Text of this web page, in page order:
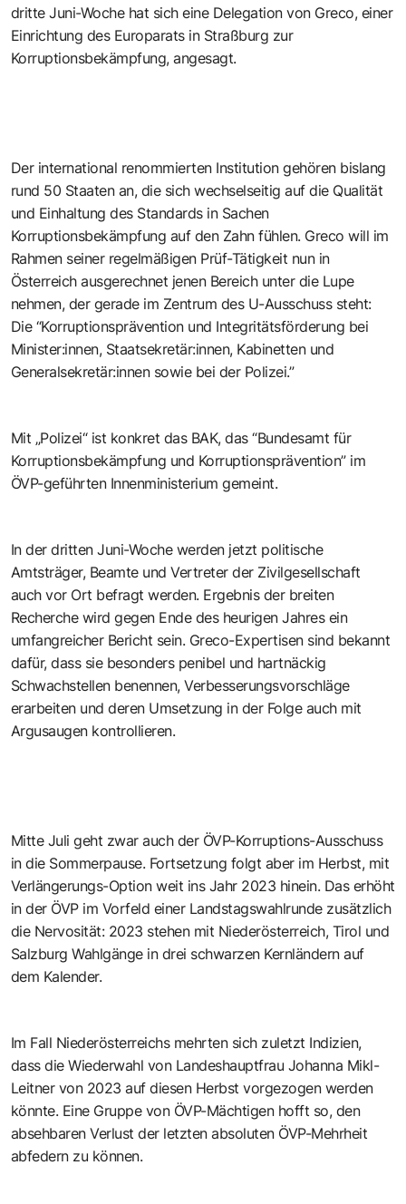
dritte Juni-Woche hat sich eine Delegation von Greco, einer
Einrichtung des Europarats in Straßburg zur
Korruptionsbekämpfung, angesagt.
Der international renommierten Institution gehören bislang
rund 50 Staaten an, die sich wechselseitig auf die Qualität
und Einhaltung des Standards in Sachen
Korruptionsbekämpfung auf den Zahn fühlen. Greco will im
Rahmen seiner regelmäßigen Prüf-Tätigkeit nun in
Österreich ausgerechnet jenen Bereich unter die Lupe
nehmen, der gerade im Zentrum des U-Ausschuss steht:
Die “Korruptionsprävention und Integritätsförderung bei
Minister:innen, Staatsekretär:innen, Kabinetten und
Generalsekretär:innen sowie bei der Polizei.”
Mit „Polizei“ ist konkret das BAK, das “Bundesamt für
Korruptionsbekämpfung und Korruptionsprävention” im
ÖVP-geführten Innenministerium gemeint.
In der dritten Juni-Woche werden jetzt politische
Amtsträger, Beamte und Vertreter der Zivilgesellschaft
auch vor Ort befragt werden. Ergebnis der breiten
Recherche wird gegen Ende des heurigen Jahres ein
umfangreicher Bericht sein. Greco-Expertisen sind bekannt
dafür, dass sie besonders penibel und hartnäckig
Schwachstellen benennen, Verbesserungsvorschläge
erarbeiten und deren Umsetzung in der Folge auch mit
Argusaugen kontrollieren.
Mitte Juli geht zwar auch der ÖVP-Korruptions-Ausschuss
in die Sommerpause. Fortsetzung folgt aber im Herbst, mit
Verlängerungs-Option weit ins Jahr 2023 hinein. Das erhöht
in der ÖVP im Vorfeld einer Landstagswahlrunde zusätzlich
die Nervosität: 2023 stehen mit Niederösterreich, Tirol und
Salzburg Wahlgänge in drei schwarzen Kernländern auf
dem Kalender.
Im Fall Niederösterreichs mehrten sich zuletzt Indizien,
dass die Wiederwahl von Landeshauptfrau Johanna Mikl-
Leitner von 2023 auf diesen Herbst vorgezogen werden
könnte. Eine Gruppe von ÖVP-Mächtigen hofft so, den
absehbaren Verlust der letzten absoluten ÖVP-Mehrheit
abfedern zu können.